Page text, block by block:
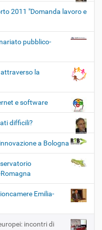
2011 "Domanda lavoro e
pubblico-
la
e software
difficili?
a Bologna
Emilia-
incontri di